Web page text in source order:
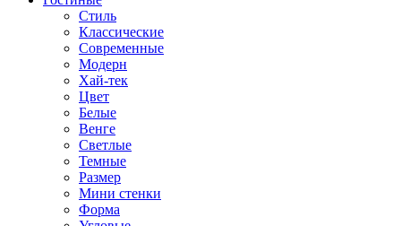
Стиль
Классические
Современные
Модерн
Хай-тек
Цвет
Белые
Венге
Светлые
Темные
Размер
Мини стенки
Форма